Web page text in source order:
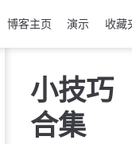
博客主页 演示 收藏
小技巧
合集